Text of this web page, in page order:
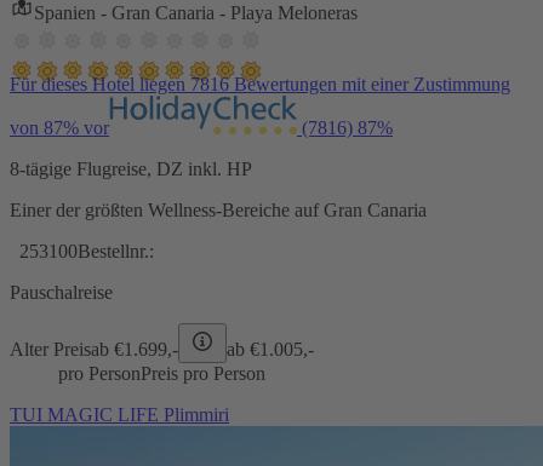
Spanien - Gran Canaria - Playa Meloneras
Für dieses Hotel liegen 7816 Bewertungen mit einer Zustimmung
von 87% vor (7816) 87%
8-tägige Flugreise, DZ inkl. HP
Einer der größten Wellness-Bereiche auf Gran Canaria
253100Bestellnr.:
Pauschalreise
Alter Preisab €1.699,- ab €1.005,-
pro PersonPreis pro Person
TUI MAGIC LIFE Plimmiri